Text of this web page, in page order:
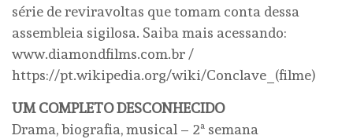
série de reviravoltas que tomam conta dessa
assembleia sigilosa. Saiba mais acessando:
www.diamondfilms.com.br /
https://pt.wikipedia.org/wiki/Conclave_(filme)
UM COMPLETO DESCONHECIDO
Drama, biografia, musical – 2ª semana